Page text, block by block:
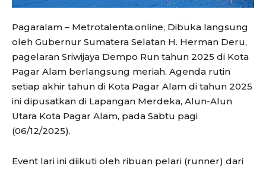
Pagaralam – Metrotalenta.online, Dibuka langsung
oleh Gubernur Sumatera Selatan H. Herman Deru,
pagelaran Sriwijaya Dempo Run tahun 2025 di Kota
Pagar Alam berlangsung meriah. Agenda rutin
setiap akhir tahun di Kota Pagar Alam di tahun 2025
ini dipusatkan di Lapangan Merdeka, Alun-Alun
Utara Kota Pagar Alam, pada Sabtu pagi
(06/12/2025).
Event lari ini diikuti oleh ribuan pelari (runner) dari